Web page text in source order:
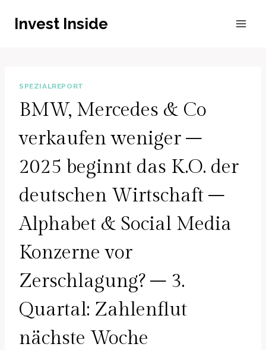
InhaltInvest Inside
SPEZIALREPORT
BMW, Mercedes & Co
verkaufen weniger –
2025 beginnt das K.O. der
deutschen Wirtschaft –
Alphabet & Social Media
Konzerne vor
Zerschlagung? – 3.
Quartal: Zahlenflut
nächste Woche